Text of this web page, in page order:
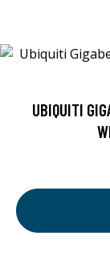
UBIQUITI